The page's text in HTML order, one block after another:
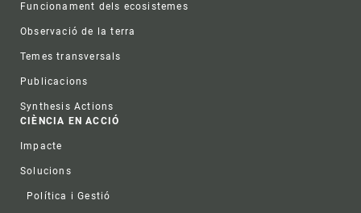
Funcionament dels ecosistemes
Observació de la terra
Temes transversals
Publicacions
Synthesis Actions
CIÈNCIA EN ACCIÓ
Impacte
Solucions
Política i Gestió